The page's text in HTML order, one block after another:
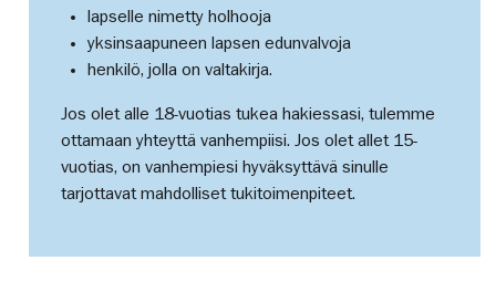
lapselle nimetty holhooja
yksinsaapuneen lapsen edunvalvoja
henkilö, jolla on valtakirja.
Jos olet alle 18-vuotias tukea hakiessasi, tulemme
ottamaan yhteyttä vanhempiisi. Jos olet allet 15-
vuotias, on vanhempiesi hyväksyttävä sinulle
tarjottavat mahdolliset tukitoimenpiteet.